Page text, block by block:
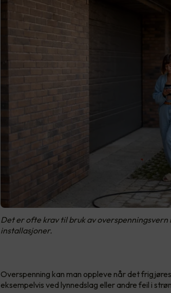
Det er ofte krav til bruk av
installasjoner.
Overspenning kan man oppleve når det
eksempelvis ved lynnedslag eller andre feil i